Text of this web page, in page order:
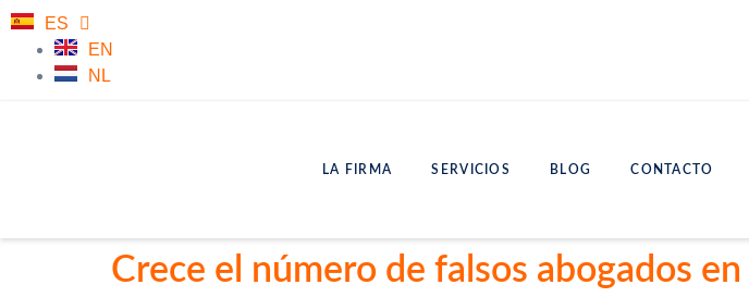
ES
EN
NL
LA FIRMA SERVICIOS BLOG CONTACTO
Crece el número de falsos abogados